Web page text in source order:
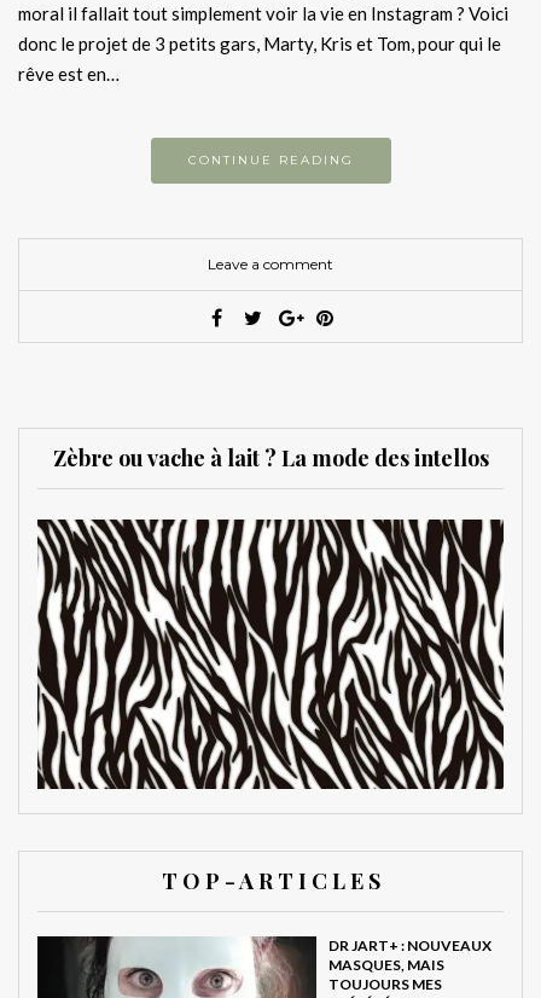
moral il fallait tout simplement voir la vie en Instagram ? Voici
donc le projet de 3 petits gars, Marty, Kris et Tom, pour qui le
rêve est en…
CONTINUE READING
Leave a comment
Zèbre ou vache à lait ? La mode des intellos
T O P - A R T I C L E S
DR JART+ : NOUVEAUX
MASQUES, MAIS
TOUJOURS MES